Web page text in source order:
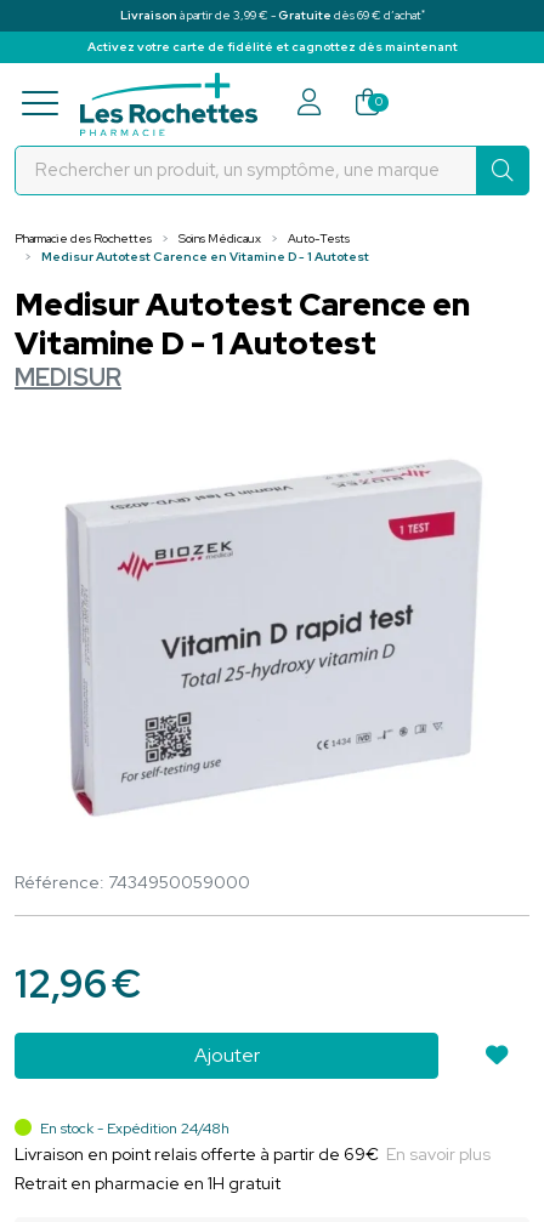
Livraison à partir de 3,99 € -Gratuite dès 69 € d’achat*
Activez votre carte de fidélité et cagnottez dès maintenant
Pharmacie des Rochettes Votre
0
Pharmacie des Rochettes Soins Médicaux
Auto-Tests
Medisur Autotest Carence en Vitamine D - 1 Autotest
Medisur Autotest Carence en
Vitamine D - 1 Autotest
MEDISUR
Référence: 7434950059000
12,96€
Ajouter
En stock - Expédition 24/48h
Livraison en point relais offerte à partir de 69€ En savoir plus
Retrait en pharmacie en 1H gratuit